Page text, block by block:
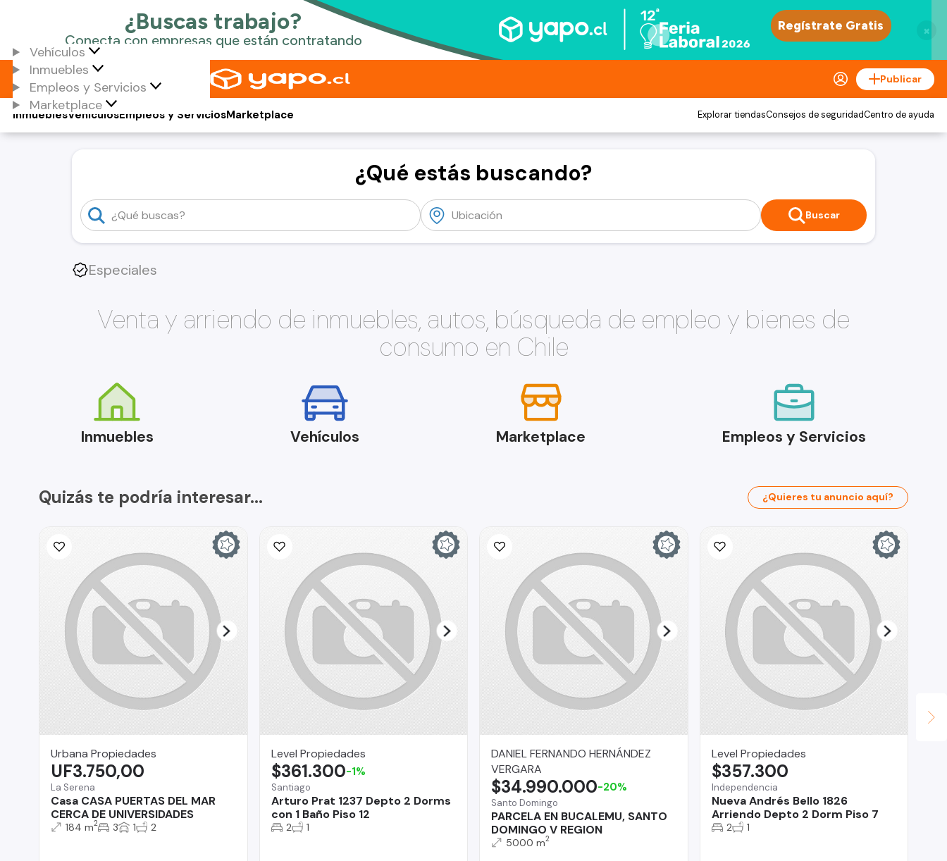
×
Vehículos
Inmuebles
Empleos y Servicios
Marketplace
Publicar
Vehículos
Inmuebles Empleos y ServiciosMarketplace Explorar tiendasConsejos de seguridadCentro de ayuda
¿Qué estás buscando?
Buscar
Especiales
Venta y arriendo de inmuebles, autos, búsqueda de empleo y bienes de
consumo en Chile
Inmuebles Vehículos Marketplace Empleos y Servicios
Quizás te podría interesar... ¿Quieres tu anuncio aquí?
Urbana Propiedades
La Serena
Casa CASA PUERTAS DEL MAR
CERCA DE UNIVERSIDADES
UF3.750,00
184 m2 3 1 2
Level Propiedades
Santiago
Arturo Prat 1237 Depto 2 Dorms
con 1 Baño Piso 12
$361.300-1%
2 1
DANIEL FERNANDO HERNÁNDEZ
VERGARA
Santo Domingo
PARCELA EN BUCALEMU, SANTO
DOMINGO V REGION
$34.990.000-20%
5000 m2
Level Propiedades
Independencia
Nueva Andrés Bello 1826
Arriendo Depto 2 Dorm Piso 7
$357.300
2 1